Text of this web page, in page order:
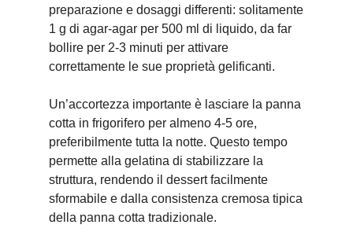
preparazione e dosaggi differenti: solitamente
1 g di agar-agar per 500 ml di liquido, da far
bollire per 2-3 minuti per attivare
correttamente le sue proprietà gelificanti.
Un’accortezza importante è lasciare la panna
cotta in frigorifero per almeno 4-5 ore,
preferibilmente tutta la notte. Questo tempo
permette alla gelatina di stabilizzare la
struttura, rendendo il dessert facilmente
sformabile e dalla consistenza cremosa tipica
della panna cotta tradizionale.